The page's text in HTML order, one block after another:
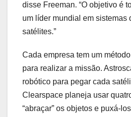
disse Freeman. “O objetivo é
um líder mundial em sistemas
satélites.”
Cada empresa tem um
para realizar a missão.
robótico para pegar cada
Clearspace planeja usar
“abraçar” os objetos e puxá-